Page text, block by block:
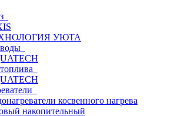
УЮТА
косвенного нагрева
накопительный